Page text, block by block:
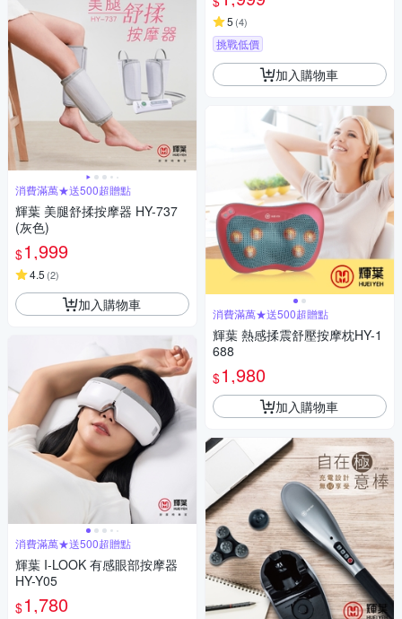
消費滿萬★送500超贈點
輝葉 美腿舒揉按摩器 HY-737
(灰色)
$1,999
4.5 (2)
加入購物車
消費滿萬★送500超贈點
輝葉 I-LOOK 有感眼部按摩器
HY-Y05
$1,780
5 (4)
挑戰低價
加入購物車
消費滿萬★送500超贈點
輝葉 熱感揉震舒壓按摩枕HY-1
688
$1,980
加入購物車